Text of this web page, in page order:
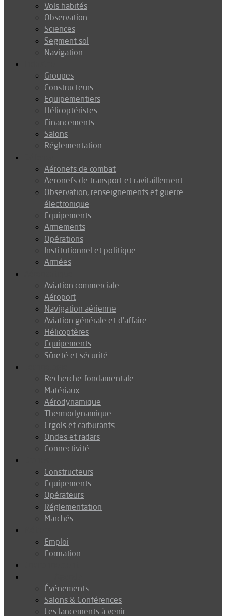
Vols habités
Observation
Sciences
Segment sol
Navigation
Groupes
Constructeurs
Equipementiers
Hélicoptéristes
Financements
Salons
Réglementation
Aéronefs de combat
Aeronefs de transport et ravitaillement
Observation, renseignements et guerre
électronique
Equipements
Armements
Opérations
Institutionnel et politique
Armées
Aviation commerciale
Aéroport
Navigation aérienne
Aviation générale et d’affaire
Hélicoptères
Equipements
Sûreté et sécurité
Recherche fondamentale
Matériaux
Aérodynamique
Thermodynamique
Ergols et carburants
Ondes et radars
Connectivité
Constructeurs
Equipements
Opérateurs
Réglementation
Marchés
Emploi
Formation
Événements
Salons & Conférences
Les lancements à venir